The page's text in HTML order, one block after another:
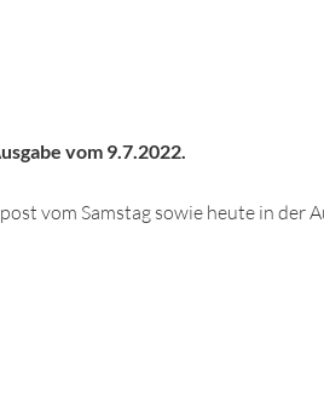
vom 9.7.2022.
vom Samstag sowie heute in der